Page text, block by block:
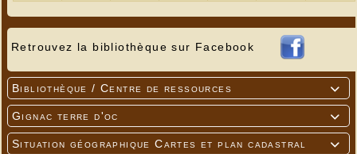
Retrouvez la bibliothèque sur Facebook

Bibliothèque / Centre de ressources

Gignac terre d'oc

Situation géographique Cartes et plan cadastral